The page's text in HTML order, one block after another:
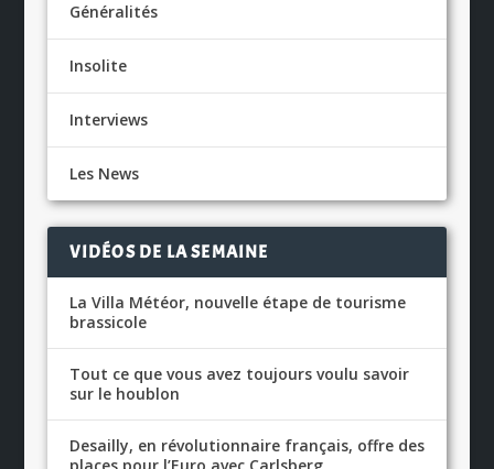
Généralités
Insolite
Interviews
Les News
VIDÉOS DE LA SEMAINE
La Villa Météor, nouvelle étape de tourisme
brassicole
Tout ce que vous avez toujours voulu savoir
sur le houblon
Desailly, en révolutionnaire français, offre des